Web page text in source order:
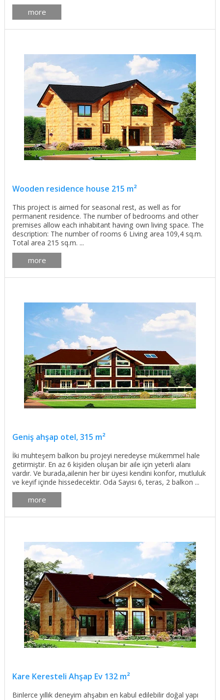
more
Wooden residence house 215 m²
This project is aimed for seasonal rest, as well as for
permanent residence. The number of bedrooms and other
premises allow each inhabitant having own living space. The
description: The number of rooms 6 Living area 109,4 sq.m.
Total area 215 sq.m. ...
more
Geniş ahşap otel, 315 m²
İki muhteşem balkon bu projeyi neredeyse mükemmel hale
getirmiştir. En az 6 kişiden oluşan bir aile için yeterli alanı
vardır. Ve burada,ailenin her bir üyesi kendini konfor, mutluluk
ve keyif içinde hissedecektir. Oda Sayısı 6, teras, 2 balkon ...
more
Kare Keresteli Ahşap Ev 132 m²
Binlerce yıllık deneyim ahşabın en kabul edilebilir doğal yapı